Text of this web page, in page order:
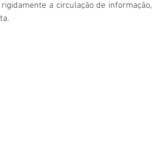
a circulação de informação,